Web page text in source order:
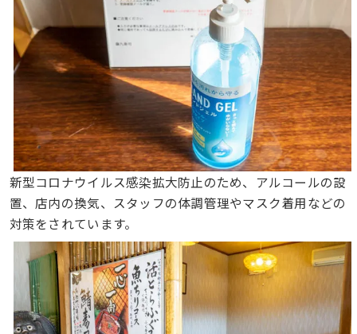
新型コロナウイルス感染拡大防止のため、アルコールの設
置、店内の換気、スタッフの体調管理やマスク着用などの
対策をされています。